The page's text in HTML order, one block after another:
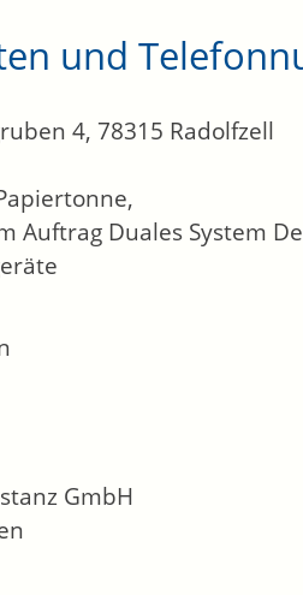
und
4, 78315 Radolfzell
Auftrag Duales System
GmbH